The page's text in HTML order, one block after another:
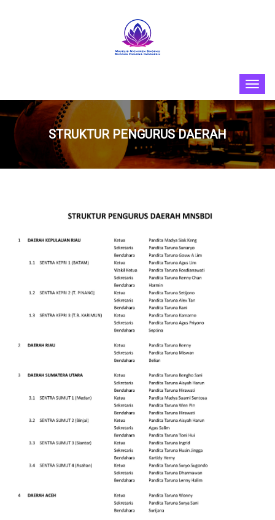
STRUKTUR PENGURUS DAERAH